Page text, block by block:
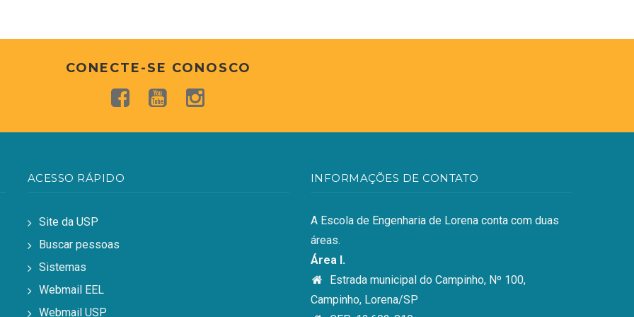
CONECTE-SE CONOSCO
ACESSO RÁPIDO
Site da USP
Buscar pessoas
Sistemas
Webmail EEL
Webmail USP
INFORMAÇÕES DE CONTATO
A Escola de Engenharia de Lorena conta com duas
áreas.
Área I.
Estrada municipal do Campinho, Nº 100,
Campinho, Lorena/SP